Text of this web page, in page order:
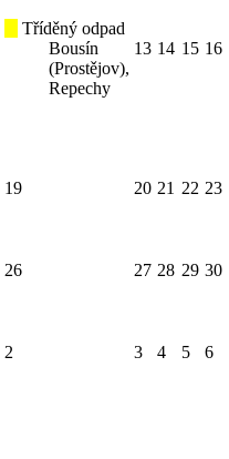
Tříděný odpad
Bousín
(Prostějov),
Repechy
13 14 15 16
19 20 21 22 23
26 27 28 29 30
2 3 4 5 6